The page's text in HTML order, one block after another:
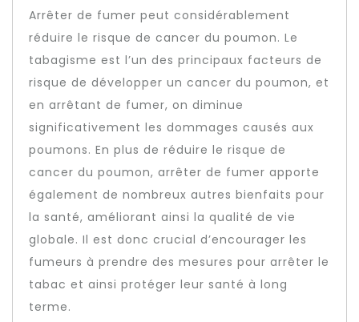
Arrêter de fumer peut considérablement
réduire le risque de cancer du poumon. Le
tabagisme est l’un des principaux facteurs de
risque de développer un cancer du poumon, et
en arrêtant de fumer, on diminue
significativement les dommages causés aux
poumons. En plus de réduire le risque de
cancer du poumon, arrêter de fumer apporte
également de nombreux autres bienfaits pour
la santé, améliorant ainsi la qualité de vie
globale. Il est donc crucial d’encourager les
fumeurs à prendre des mesures pour arrêter le
tabac et ainsi protéger leur santé à long
terme.